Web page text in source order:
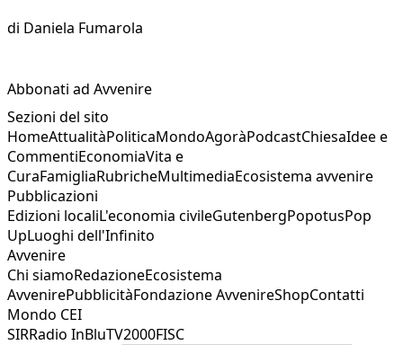
di Daniela Fumarola
Abbonati ad Avvenire
Sezioni del sito
HomeAttualitàPoliticaMondoAgoràPodcastChiesaIdee e
CommentiEconomiaVita e
CuraFamigliaRubricheMultimediaEcosistema avvenire
Pubblicazioni
Edizioni localiL'economia civileGutenbergPopotusPop
UpLuoghi dell'Infinito
Avvenire
Chi siamoRedazioneEcosistema
AvvenirePubblicitàFondazione AvvenireShopContatti
Mondo CEI
SIRRadio InBluTV2000FISC